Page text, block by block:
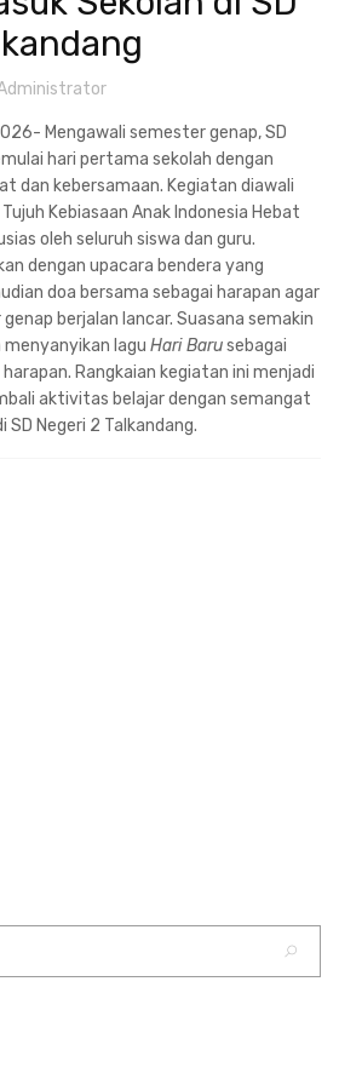
Mengawali semester genap, SD
hari pertama sekolah dengan
dan kebersamaan. Kegiatan diawali
Kebiasaan Anak Indonesia Hebat
oleh seluruh siswa dan guru.
dengan upacara bendera yang
doa bersama sebagai harapan agar
berjalan lancar. Suasana semakin
lagu Hari Barusebagai
Rangkaian kegiatan ini menjadi
aktivitas belajar dengan semangat
Negeri 2 Talkandang.